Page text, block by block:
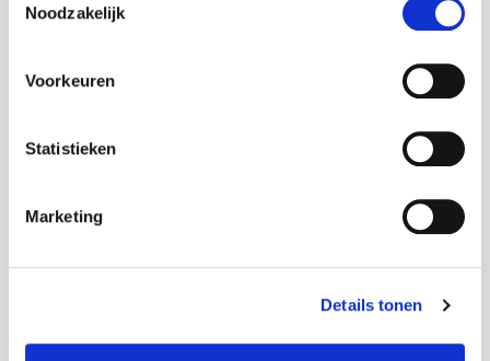
Noodzakelijk
Voorkeuren
Statistieken
Marketing
Details tonen
ECHO - Januari 2023